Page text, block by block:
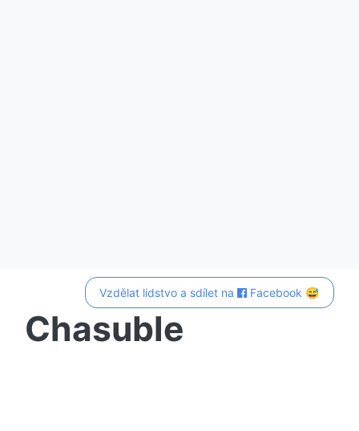
Vzdělat lidstvo a sdílet na Facebook 😅
Chasuble